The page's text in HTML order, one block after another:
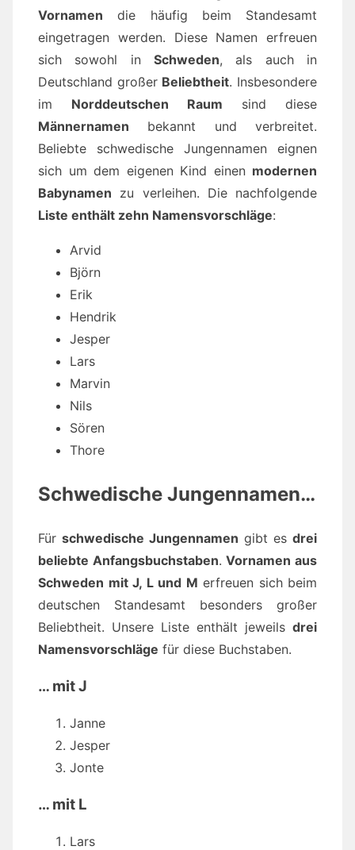
Vornamen die häufig beim Standesamt
eingetragen werden. Diese Namen erfreuen
sich sowohl in Schweden, als auch in
Deutschland großer Beliebtheit. Insbesondere
im Norddeutschen Raum sind diese
Männernamen bekannt und verbreitet.
Beliebte schwedische Jungennamen eignen
sich um dem eigenen Kind einen modernen
Babynamen zu verleihen. Die nachfolgende
Liste enthält zehn Namensvorschläge:
Arvid
Björn
Erik
Hendrik
Jesper
Lars
Marvin
Nils
Sören
Thore
Schwedische Jungennamen…
Für schwedische Jungennamen gibt es drei
beliebte Anfangsbuchstaben.Vornamen aus
Schweden mit J, L und M erfreuen sich beim
deutschen Standesamt besonders großer
Beliebtheit. Unsere Liste enthält jeweils drei
Namensvorschläge für diese Buchstaben.
… mit J
Janne
Jesper
Jonte
… mit L
Lars